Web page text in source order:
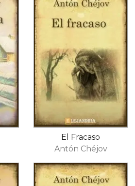
El Fracaso
Antón Chéjov